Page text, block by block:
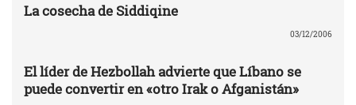
La cosecha de Siddiqine
03/12/2006
El líder de Hezbollah advierte que Líbano se
puede convertir en «otro Irak o Afganistán»